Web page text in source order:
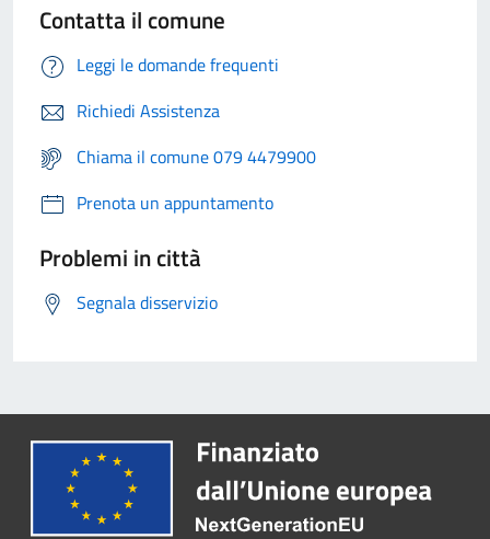
Contatta il comune
Leggi le domande frequenti
Richiedi Assistenza
Chiama il comune 079 4479900
Prenota un appuntamento
Problemi in città
Segnala disservizio